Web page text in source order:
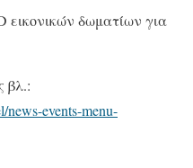
εικονικών δωματίων για
βλ.:
events-menu-